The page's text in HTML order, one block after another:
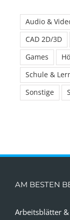
Audio &
CAD 2D/3D
Games
Schule &
Sonstige
AM BESTEN
Arbeitsblätter